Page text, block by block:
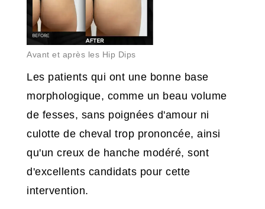
Avant et après les Hip Dips
Les patients qui ont une bonne base
morphologique, comme un beau volume
de fesses, sans poignées d'amour ni
culotte de cheval trop prononcée, ainsi
qu'un creux de hanche modéré, sont
d'excellents candidats pour cette
intervention.